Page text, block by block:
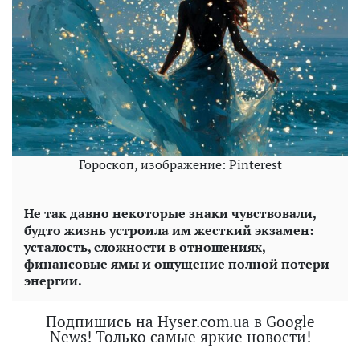
Гороскоп, изображение: Pinterest
Не так давно некоторые знаки чувствовали,
будто жизнь устроила им жесткий экзамен:
усталость, сложности в отношениях,
финансовые ямы и ощущение полной потери
энергии.
Подпишись на Hyser.com.ua в Google
News! Только самые яркие новости!